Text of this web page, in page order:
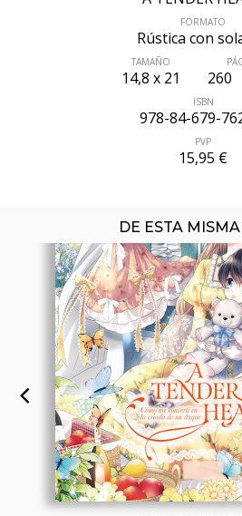
FORMATO
Rústica con
TAMAÑO
14,8 x 21 260
ISBN
978-84-679-
PVP
15,95 €
DE ESTA
ÚLTIMO NÚMERO